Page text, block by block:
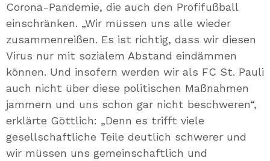
Corona-Pandemie, die auch den Profifußball
einschränken. „Wir müssen uns alle wieder
zusammenreißen. Es ist richtig, dass wir diesen
Virus nur mit sozialem Abstand eindämmen
können. Und insofern werden wir als FC St. Pauli
auch nicht über diese politischen Maßnahmen
jammern und uns schon gar nicht beschweren“,
erklärte Göttlich: „Denn es trifft viele
gesellschaftliche Teile deutlich schwerer und
wir müssen uns gemeinschaftlich und